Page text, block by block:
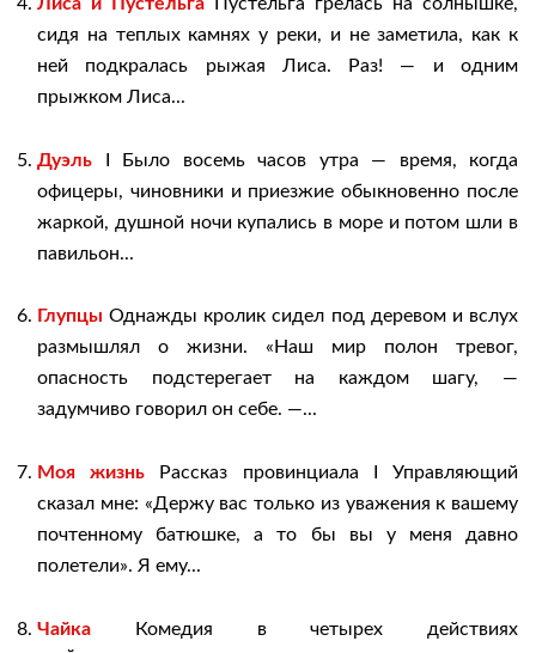
сидя на теплых камнях у реки, и не заметила, как к
ней подкралась рыжая Лиса. Раз! — и одним
прыжком Лиса...
Дуэль I Было восемь часов утра — время, когда
офицеры, чиновники и приезжие обыкновенно после
жаркой, душной ночи купались в море и потом шли в
павильон...
Глупцы Однажды кролик сидел под деревом и вслух
размышлял о жизни. «Наш мир полон тревог,
опасность подстерегает на каждом шагу, —
задумчиво говорил он себе. —...
Моя жизнь Рассказ провинциала I Управляющий
сказал мне: «Держу вас только из уважения к вашему
почтенному батюшке, а то бы вы у меня давно
полетели». Я ему...
Чайка Комедия в четырех действиях